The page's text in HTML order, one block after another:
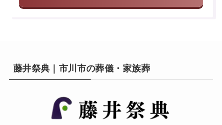
藤井祭典｜市川市の葬儀・家族葬